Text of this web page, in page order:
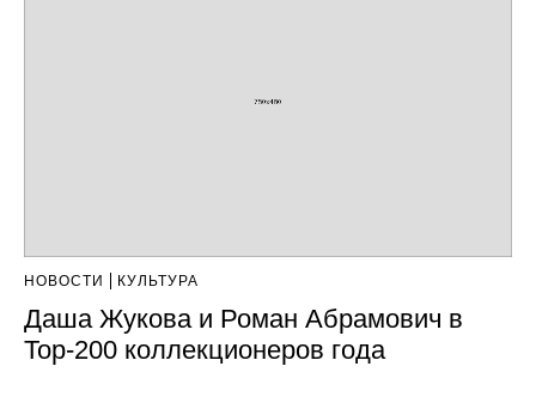
НОВОСТИ КУЛЬТУРА
Даша Жукова и Роман Абрамович в
Top-200 коллекционеров года